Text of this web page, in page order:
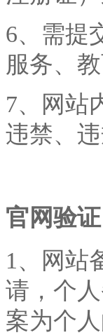
6、需提
服务、
7、网站
违禁、
官网验
1、网站
请，个
案为个